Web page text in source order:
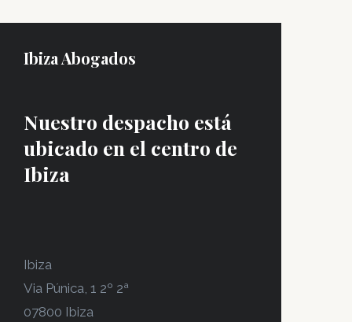
Ibiza Abogados
Nuestro despacho está
ubicado en el centro de
Ibiza
Ibiza
Via Púnica, 1 2º 2ª
07800 Ibiza